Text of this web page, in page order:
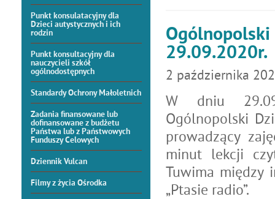
Punkt konsulatacyjny dla
Dzieci autystycznych i ich
rodzin
Punkt konsultacyjny dla
nauczycieli szkół
ogólnodostępnych
Standardy Ochrony Małoletnich
Zadania finansowane lub
dofinansowane z budżetu
Państwa lub z Państwowych
Funduszy Celowych
Dziennik Vulcan
Filmy z życia Ośrodka
Ogólnopolski
29.09.2020r.
2 października
W dniu
Ogólnopolski
prowadzący
minut lekcji
Tuwima między
„Ptasie radio”.